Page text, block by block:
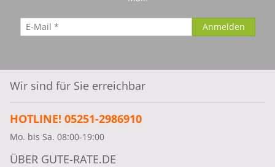
Wir sind für Sie erreichbar
HOTLINE! 05251-2986910
Mo. bis Sa. 08:00-19:00
ÜBER GUTE-RATE.DE